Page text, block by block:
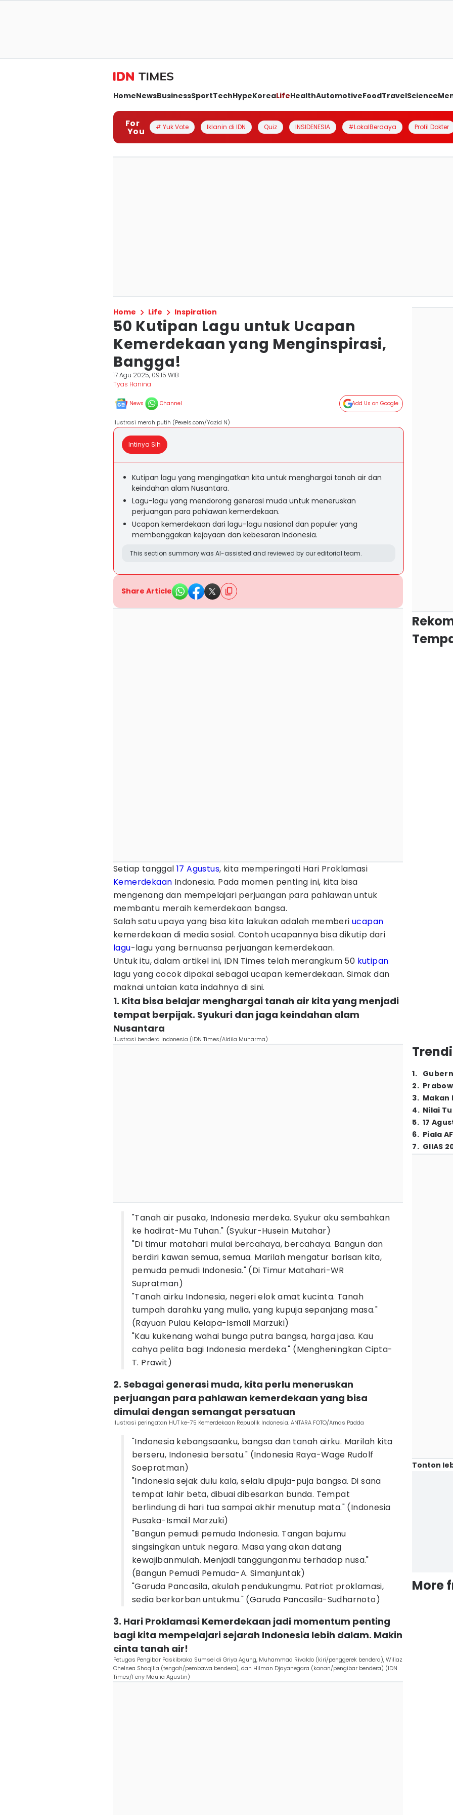
HomeNewsBusinessSportTechHypeKoreaLifeHealthAutomotiveFoodTravelScience
For
You # Yuk Vote Iklanin di IDN Quiz INSIDENESIA #LokalBerdaya Profil Dokter
Home Life Inspiration
50 Kutipan Lagu untuk Ucapan
Kemerdekaan yang Menginspirasi,
Bangga!
17 Agu 2025, 09:15 WIB
Tyas Hanina
News Channel Add Us on Google
Ilustrasi merah putih (Pexels.com/Yazid N)
Intinya Sih
Kutipan lagu yang mengingatkan kita untuk menghargai tanah air dan
keindahan alam Nusantara.
Lagu-lagu yang mendorong generasi muda untuk meneruskan
perjuangan para pahlawan kemerdekaan.
Ucapan kemerdekaan dari lagu-lagu nasional dan populer yang
membanggakan kejayaan dan kebesaran Indonesia.
This section summary was AI-assisted and reviewed by our editorial team.
Share Article
Setiap tanggal17 Agustus, kita memperingati Hari Proklamasi
Kemerdekaan Indonesia. Pada momen penting ini, kita bisa
mengenang dan mempelajari perjuangan para pahlawan untuk
membantu meraih kemerdekaan bangsa.
Salah satu upaya yang bisa kita lakukan adalah memberi ucapan
kemerdekaan di media sosial. Contoh ucapannya bisa dikutip dari
lagu-lagu yang bernuansa perjuangan kemerdekaan.
Untuk itu, dalam artikel ini, IDN Times telah merangkum 50 kutipan
lagu yang cocok dipakai sebagai ucapan kemerdekaan. Simak dan
maknai untaian kata indahnya di sini.
1. Kita bisa belajar menghargai tanah air kita yang menjadi
tempat berpijak. Syukuri dan jaga keindahan alam
Nusantara
ilustrasi bendera Indonesia (IDN Times/Aldila Muharma)
"Tanah air pusaka, Indonesia merdeka. Syukur aku sembahkan
ke hadirat-Mu Tuhan." (Syukur-Husein Mutahar)
"Di timur matahari mulai bercahaya, bercahaya. Bangun dan
berdiri kawan semua, semua. Marilah mengatur barisan kita,
pemuda pemudi Indonesia." (Di Timur Matahari-WR
Supratman)
"Tanah airku Indonesia, negeri elok amat kucinta. Tanah
tumpah darahku yang mulia, yang kupuja sepanjang masa."
(Rayuan Pulau Kelapa-Ismail Marzuki)
"Kau kukenang wahai bunga putra bangsa, harga jasa. Kau
cahya pelita bagi Indonesia merdeka." (Mengheningkan Cipta-
T. Prawit)
2. Sebagai generasi muda, kita perlu meneruskan
perjuangan para pahlawan kemerdekaan yang bisa
dimulai dengan semangat persatuan
Ilustrasi peringatan HUT ke-75 Kemerdekaan Republik Indonesia. ANTARA FOTO/Arnas Padda
"Indonesia kebangsaanku, bangsa dan tanah airku. Marilah kita
berseru, Indonesia bersatu." (Indonesia Raya-Wage Rudolf
Soepratman)
"Indonesia sejak dulu kala, selalu dipuja-puja bangsa. Di sana
tempat lahir beta, dibuai dibesarkan bunda. Tempat
berlindung di hari tua sampai akhir menutup mata." (Indonesia
Pusaka-Ismail Marzuki)
"Bangun pemudi pemuda Indonesia. Tangan bajumu
singsingkan untuk negara. Masa yang akan datang
kewajibanmulah. Menjadi tanggunganmu terhadap nusa."
(Bangun Pemudi Pemuda-A. Simanjuntak)
"Garuda Pancasila, akulah pendukungmu. Patriot proklamasi,
sedia berkorban untukmu." (Garuda Pancasila-Sudharnoto)
3. Hari Proklamasi Kemerdekaan jadi momentum penting
bagi kita mempelajari sejarah Indonesia lebih dalam. Makin
cinta tanah air!
Petugas Pengibar Paskibraka Sumsel di Griya Agung, Muhammad Rivaldo (kiri/penggerek bendera), Wiliaz
Chelsea Shaqilla (tengah/pembawa bendera), dan Hilman Djayanegara (kanan/pengibar bendera) (IDN
Times/Feny Maulia Agustin)
1.
2.
3. Makan
4. Nilai
5. 17
6. Piala
7. GIIAS
Tonton
More